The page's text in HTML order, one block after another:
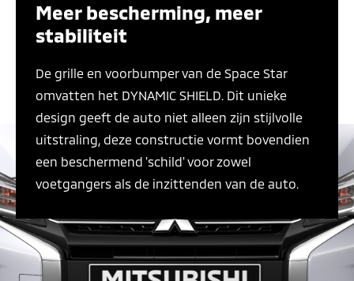
Meer bescherming, meer
stabiliteit
De grille en voorbumper van de Space Star
omvatten het DYNAMIC SHIELD. Dit unieke
design geeft de auto niet alleen zijn stijlvolle
uitstraling, deze constructie vormt bovendien
een beschermend 'schild' voor zowel
voetgangers als de inzittenden van de auto.